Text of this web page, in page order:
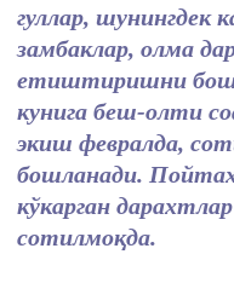
гуллар, шунингдек
замбаклар, олма
етиштиришни
кунига беш-олти
экиш февралда,
бошланади.
кўкарган
сотилмоқда.